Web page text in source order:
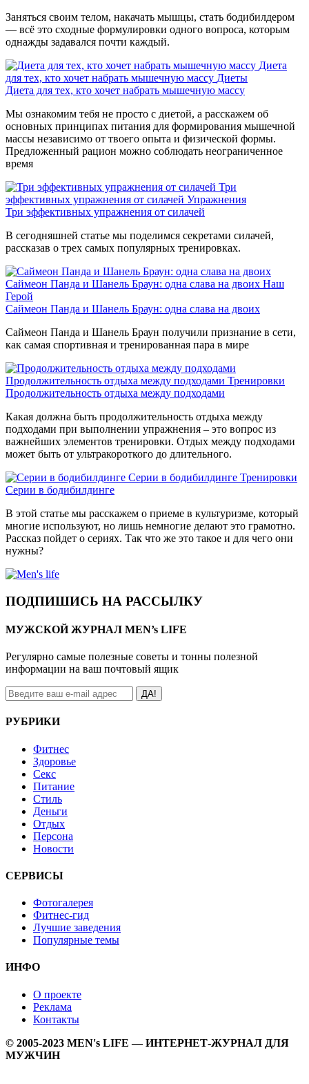
Заняться своим телом, накачать мышцы, стать бодибилдером
— всё это сходные формулировки одного вопроса, которым
однажды задавался почти каждый.
Диета
для тех, кто хочет набрать мышечную массу Диеты
Диета для тех, кто хочет набрать мышечную массу
Мы ознакомим тебя не просто с диетой, а расскажем об
основных принципах питания для формирования мышечной
массы независимо от твоего опыта и физической формы.
Предложенный рацион можно соблюдать неограниченное
время
Три
эффективных упражнения от силачей Упражнения
Три эффективных упражнения от силачей
В сегодняшней статье мы поделимся секретами силачей,
рассказав о трех самых популярных тренировках.
Саймеон Панда и Шанель Браун: одна слава на двоих Наш
Герой
Саймеон Панда и Шанель Браун: одна слава на двоих
Саймеон Панда и Шанель Браун получили признание в сети,
как самая спортивная и тренированная пара в мире
Продолжительность отдыха между подходами Тренировки
Продолжительность отдыха между подходами
Какая должна быть продолжительность отдыха между
подходами при выполнении упражнения – это вопрос из
важнейших элементов тренировки. Отдых между подходами
может быть от ультракороткого до длительного.
Серии в бодибилдинге Тренировки
Серии в бодибилдинге
В этой статье мы расскажем о приеме в культуризме, который
многие используют, но лишь немногие делают это грамотно.
Рассказ пойдет о сериях. Так что же это такое и для чего они
нужны?
ПОДПИШИСЬ НА РАССЫЛКУ
МУЖСКОЙ ЖУРНАЛ MEN’s LIFE
Регулярно самые полезные советы и тонны полезной
информации на ваш почтовый ящик
ДА!
РУБРИКИ
Фитнес
Здоровье
Секс
Питание
Стиль
Деньги
Отдых
Персона
Новости
СЕРВИСЫ
Фотогалерея
Фитнес-гид
Лучшие заведения
Популярные темы
ИНФО
О проекте
Реклама
Контакты
© 2005-2023 MEN's LIFE — ИНТЕРНЕТ-ЖУРНАЛ ДЛЯ
МУЖЧИН